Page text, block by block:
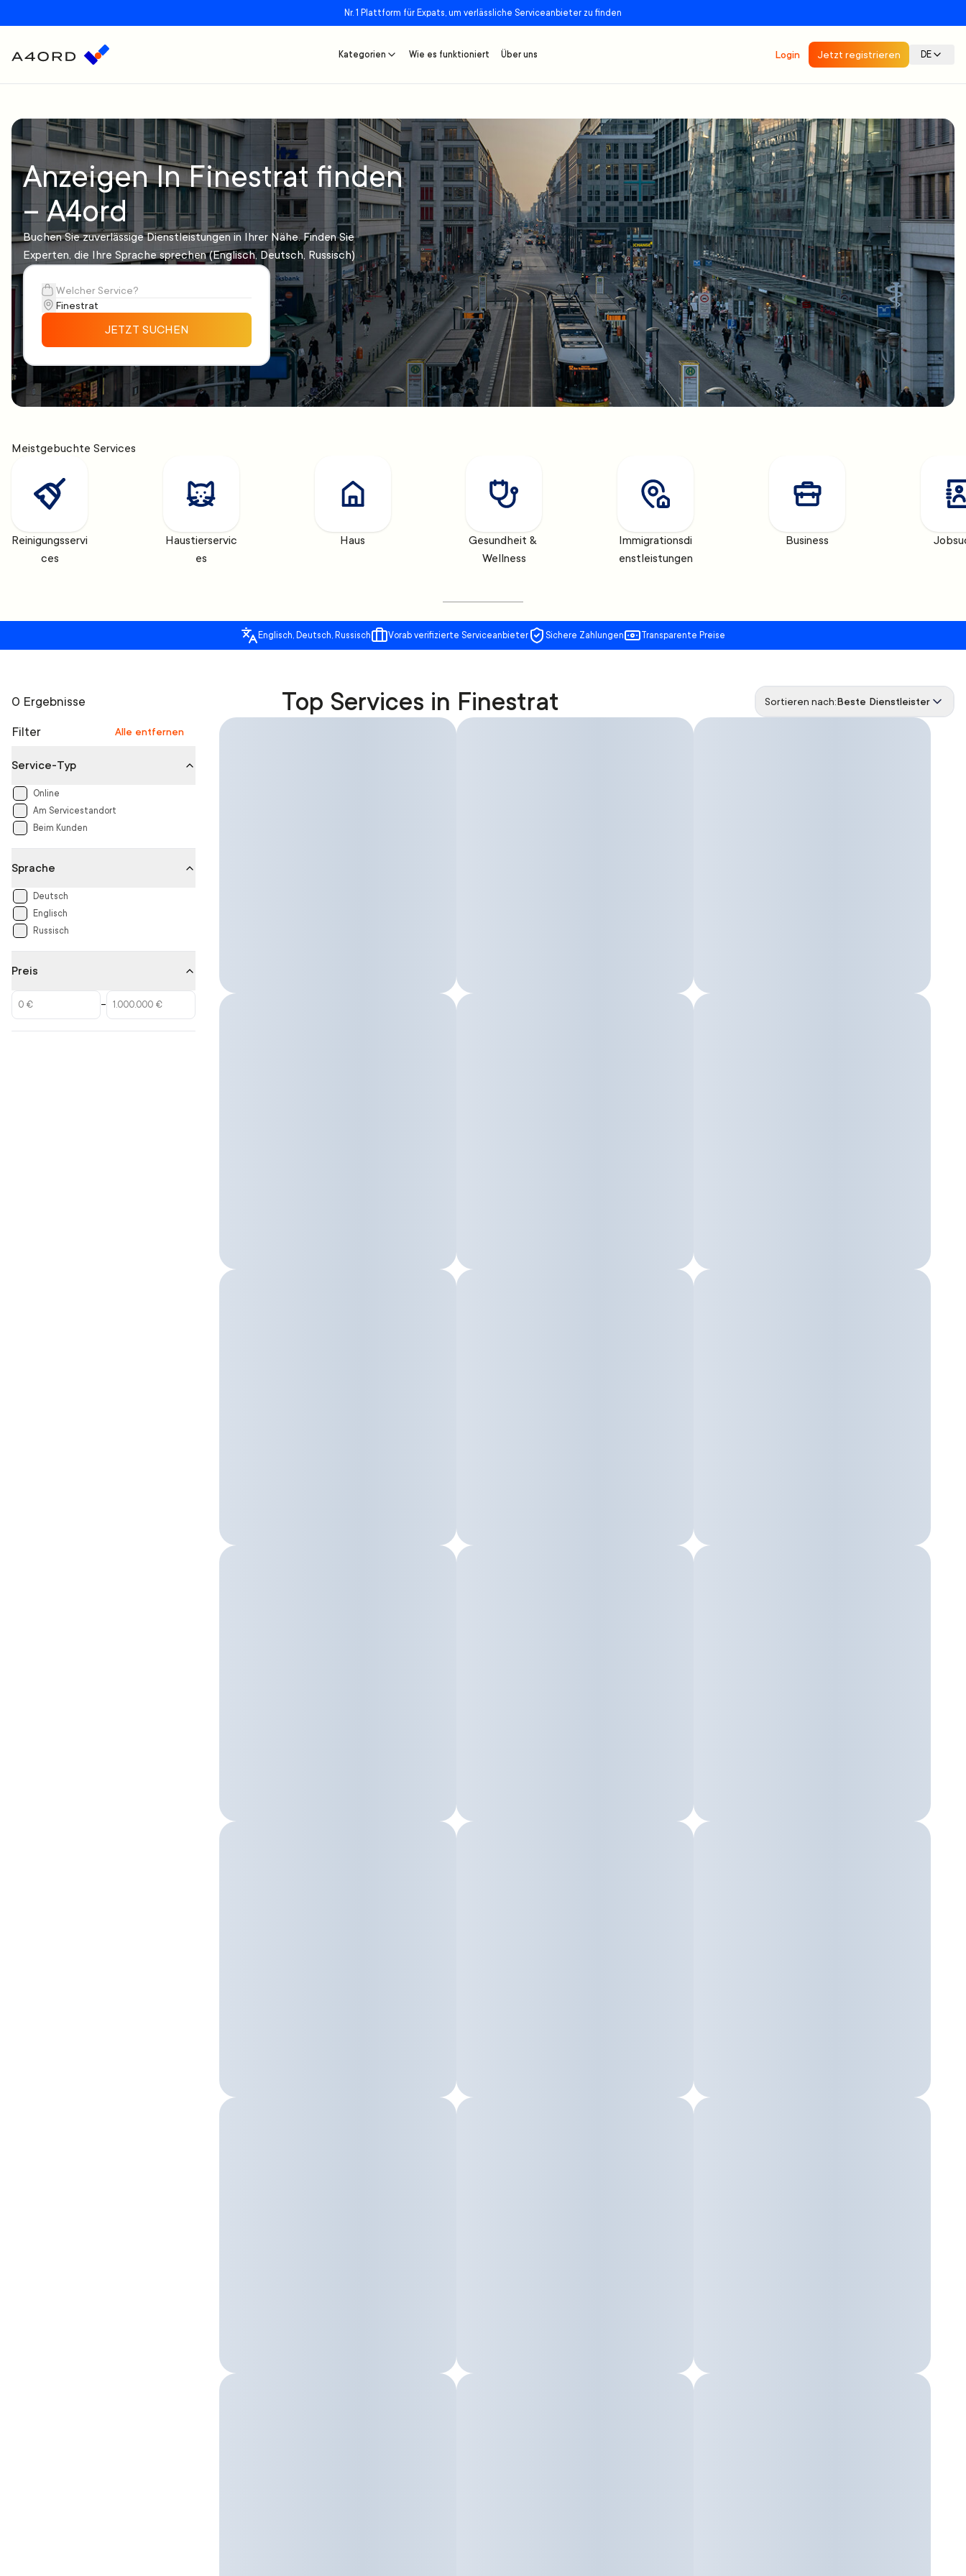
Nr. 1 Plattform für Expats, um verlässliche Serviceanbieter zu finden
Kategorien Wie es funktioniert Über uns Login Jetzt registrieren DE
Anzeigen In Finestrat finden
– A4ord
Buchen Sie zuverlässige Dienstleistungen in Ihrer Nähe. Finden Sie
Experten, die Ihre Sprache sprechen (Englisch, Deutsch, Russisch)
JETZT SUCHEN
Meistgebuchte Services
Reinigungsservi
ces
Haustierservic
es
Haus
Gesundheit &
Wellness
Immigrationsdi
enstleistungen
Business
Englisch, Deutsch, Russisch Vorab verifizierte Serviceanbieter Sichere Zahlungen Transparente Preise
0 Ergebnisse Top Services in Finestrat Sortieren nach:Beste Dienstleister
Filter Alle entfernen
Service-Typ
Online
Am Servicestandort
Beim Kunden
Sprache
Deutsch
Englisch
Russisch
Preis
–